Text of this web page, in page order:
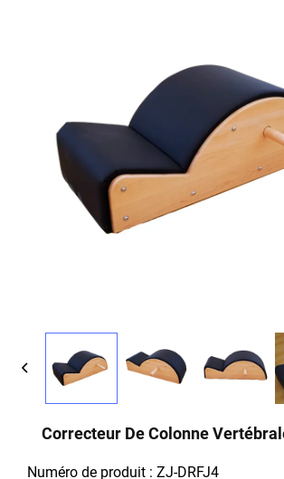
Correcteur De Colonne
Numéro de produit : ZJ-DRFJ4